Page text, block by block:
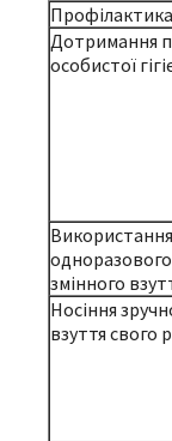
Дотримання
особистої
Використання
змінного
Носіння
взуття свого